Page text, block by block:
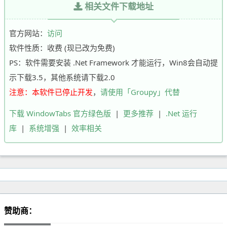
相关文件下载地址
官方网站： 访问
软件性质：收费 (现已改为免费)
PS：软件需要安装 .Net Framework 才能运行，Win8会自动提
示下载3.5，其他系统请下载2.0
注意：本软件已停止开发， 请使用「Groupy」代替
下载 WindowTabs 官方绿色版 | 更多推荐 | .Net 运行
库 | 系统增强 | 效率相关
赞助商：